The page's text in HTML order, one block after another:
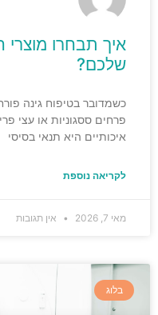
איך תבחרו מוצרי
שלכם?
כשמדובר בטיפוח גינה
פרחים ססגוניות או עצי
איכותיים היא תנאי בסיסי
לקריאה נוספת
מאי 7, 2026 אין תגובות
בלוג